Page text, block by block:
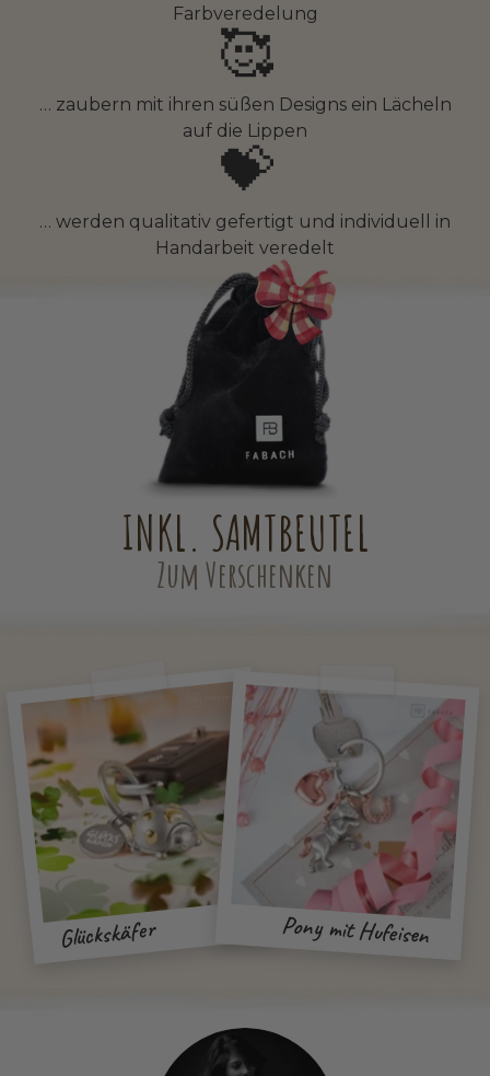
Farbveredelung
🥰
… zaubern mit ihren süßen Designs ein Lächeln
auf die Lippen
💝
… werden qualitativ gefertigt und individuell in
Handarbeit veredelt
INKL. SAMTBEUTEL
Zum Verschenken
Glückskäfer Pony mit Hufeisen